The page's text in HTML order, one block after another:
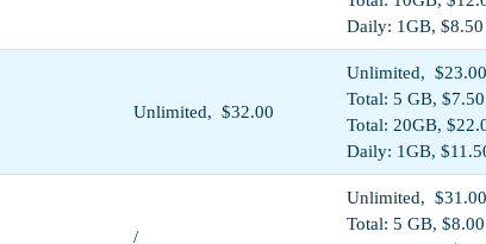
Daily: 1GB, $8.50
Unlimited, $32.00
Unlimited, $23.00
Total: 5 GB, $7.50
Total: 20GB,
Daily: 1GB,
/
Unlimited, $31.00
Total: 5 GB, $8.00